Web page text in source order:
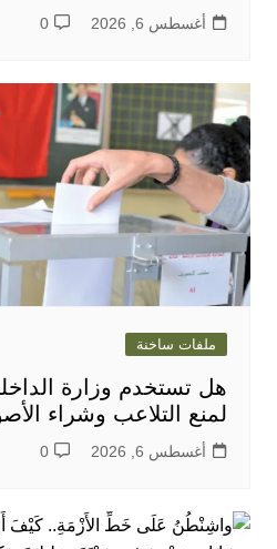
أغسطس 6, 2026 0
ملفات ساخنة
هل تستخدم وزارة
لمنع التلاعب وشراء
أغسطس 6, 2026 0